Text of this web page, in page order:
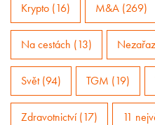
Krypto (16) M&A (269)
Na cestách (13)
Svět (94) TGM (19)
Zdravotnictví (17) 11